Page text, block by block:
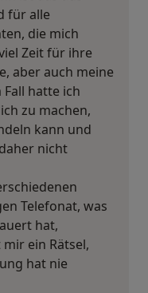
für alle
die mich
Zeit für ihre
aber auch meine
hatte ich
zu machen,
kann und
nicht
Telefonat, was
hat,
ein Rätsel,
hat nie